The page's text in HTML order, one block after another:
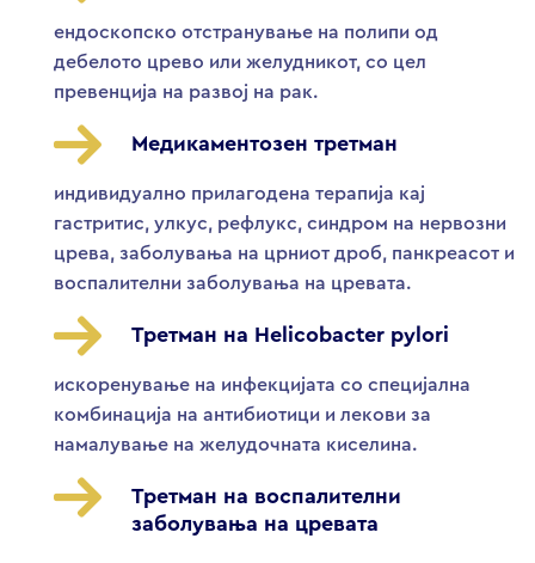
ендоскопско отстранување на полипи од
дебелото црево или желудникот, со цел
превенција на развој на рак.
Медикаментозен третман
индивидуално прилагодена терапија кај
гастритис, улкус, рефлукс, синдром на нервозни
црева, заболувања на црниот дроб, панкреасот и
воспалителни заболувања на цревата.
Третман на Helicobacter pylori
искоренување на инфекцијата со специјална
комбинација на антибиотици и лекови за
намалување на желудочната киселина.
Третман на воспалителни
заболувања на цревата